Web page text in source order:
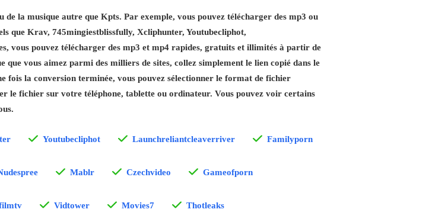
de la musique autre que Kpts. Par exemple, vous pouvez télécharger des mp3 ou
que Krav, 745mingiestblissfully, Xcliphunter, Youtubecliphot,
vous pouvez télécharger des mp3 et mp4 rapides, gratuits et illimités à partir de
vous aimez parmi des milliers de sites, collez simplement le lien copié dans le
fois la conversion terminée, vous pouvez sélectionner le format de fichier
le fichier sur votre téléphone, tablette ou ordinateur. Vous pouvez voir certains
Youtubecliphot Launchreliantcleaverriver Familyporn
Mablr Czechvideo Gameofporn
Vidtower Movies7 Thotleaks